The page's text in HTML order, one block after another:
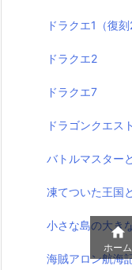
ドラクエ1（復刻
ドラクエ2
ドラクエ7
ドラゴンクエス
バトルマスター
凍てついた王国
小さな島の大き
海賊アロン航海

ホーム